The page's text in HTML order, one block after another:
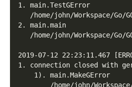
1. main.TestGError
/home/john/Workspace/Go/
2. main.main
/home/john/Workspace/Go/
2019-07-12 22:23:11.467
1. connection closed with
    1). main.MakeGError
/home/john/